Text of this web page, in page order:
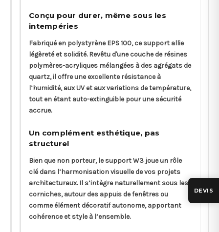
Conçu pour durer, même sous les
intempéries
Fabriqué en polystyrène EPS 100, ce support allie
légèreté et solidité. Revêtu d'une couche de résines
polymères-acryliques mélangées à des agrégats de
quartz, il offre une excellente résistance à
l’humidité, aux UV et aux variations de température,
tout en étant auto-extinguible pour une sécurité
accrue.
Un complément esthétique, pas
structurel
Bien que non porteur, le support W3 joue un rôle
clé dans l’harmonisation visuelle de vos projets
architecturaux. Il s’intègre naturellement sous les
corniches, autour des appuis de fenêtres ou
comme élément décoratif autonome, apportant
cohérence et style à l’ensemble.
DEVIS